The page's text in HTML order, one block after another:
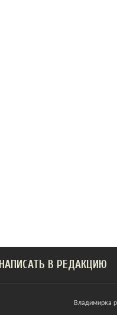
НАПИСАТЬ В РЕДАКЦИЮ
Владимирка